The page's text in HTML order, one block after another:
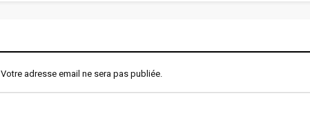
Votre adresse email ne sera pas publiée.